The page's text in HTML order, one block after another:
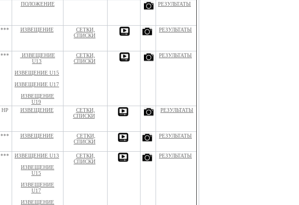
ПОЛОЖЕНИЕ РЕЗУЛЬТАТЫ
*** ИЗВЕЩЕНИЕ
СЕТКИ,
СПИСКИ
РЕЗУЛЬТАТЫ
***
ИЗВЕЩЕНИЕ
U13
ИЗВЕЩЕНИЕ U15
ИЗВЕЩЕНИЕ U17
ИЗВЕЩЕНИЕ
U19
СЕТКИ,
СПИСКИ
РЕЗУЛЬТАТЫ
НР ИЗВЕЩЕНИЕ
СЕТКИ,
СПИСКИ
РЕЗУЛЬТАТЫ
*** ИЗВЕЩЕНИЕ
СЕТКИ,
СПИСКИ
РЕЗУЛЬТАТЫ
***
ИЗВЕЩЕНИЕ U13
ИЗВЕЩЕНИЕ
U15
ИЗВЕЩЕНИЕ
U17
ИЗВЕЩЕНИЕ
СЕТКИ,
СПИСКИ
РЕЗУЛЬТАТЫ